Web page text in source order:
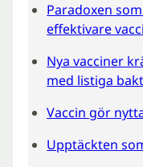
Paradoxen
effektivare
Nya vacciner
med listiga
Vaccin gör
Upptäckten